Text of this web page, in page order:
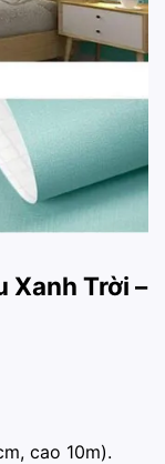
Xanh Trời –
cao 10m).